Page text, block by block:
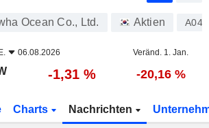
Ocean Co., Ltd. Aktien
06.08.2026 Veränd. 1. Jan.
-1,31 % -20,16 %
Charts Nachrichten